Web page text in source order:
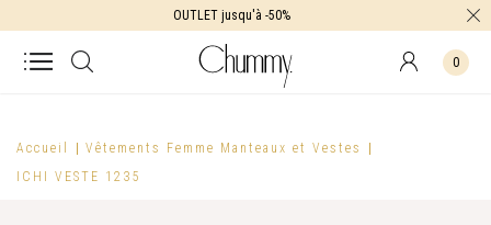
OUTLET jusqu'à -50%
0
Accueil Vêtements Femme Manteaux et Vestes
ICHI VESTE 1235